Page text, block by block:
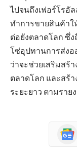
ไปจนถึงเฟอร์โรอั
ทำการขายสินค้าใ
ต่อยังตลาดโลก ซึ่
โซ่อุปทานการส่งอ
ว่าจะช่วยเสริมสร้
ตลาดโลก และสร้
ระยะยาว ตามราย